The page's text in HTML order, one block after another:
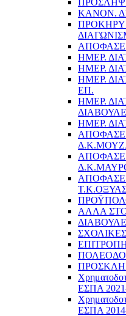
ΚΑΝΟΝ.
ΗΜΕΡ.
ΗΜΕΡ.
ΗΜΕΡ.
ΕΠ.
ΗΜΕΡ.
ΗΜΕΡ.
ΑΛΛΑ
ΕΣΠΑ
ΕΣΠΑ